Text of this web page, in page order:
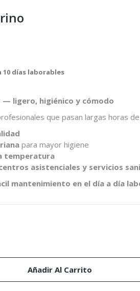
10 días laborables
— ligero, higiénico y cómodo
que pasan largas horas
para mayor higiene
temperatura
asistenciales y servicios
mantenimiento en el día a día
Añadir Al Carrito